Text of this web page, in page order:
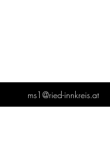
ms1@ried-innkreis.at